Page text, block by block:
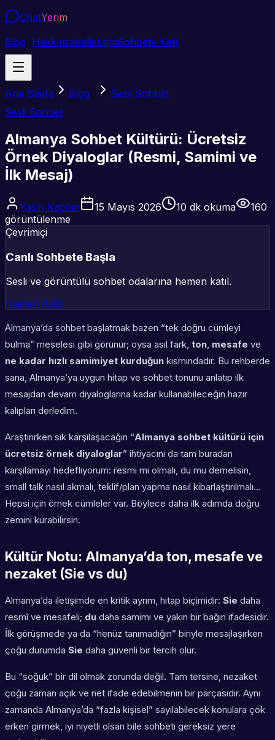
ChatYerim
Blog HakkımızdaİletişimSohbete Katıl
Ana Sayfa Blog
Sesli Sohbet
Sesli Sohbet
Almanya Sohbet Kültürü: Ücretsiz
Örnek Diyaloglar (Resmi, Samimi ve
İlk Mesaj)
Yasin Kaplan 15 Mayıs 2026 10 dk okuma
160
görüntülenme
Çevrimiçi
Canlı Sohbete Başla
Sesli ve görüntülü sohbet odalarına hemen katıl.
Hemen Katıl
Almanya’da sohbet başlatmak bazen “tek doğru cümleyi
bulma” meselesi gibi görünür; oysa asıl fark, ton, mesafe ve
ne kadar hızlı samimiyet kurduğun kısmındadır. Bu rehberde
sana, Almanya’ya uygun hitap ve sohbet tonunu anlatıp ilk
mesajdan devam diyaloglarına kadar kullanabileceğin hazır
kalıpları derledim.
Araştırırken sık karşılaşacağın “Almanya sohbet kültürü için
ücretsiz örnek diyaloglar” ihtiyacını da tam buradan
karşılamayı hedefliyorum: resmi mi olmalı, du mu demelisin,
small talk nasıl akmalı, teklif/plan yapma nasıl kibarlaştırılmalı…
Hepsi için örnek cümleler var. Böylece daha ilk adımda doğru
zemini kurabilirsin.
Kültür Notu: Almanya’da ton, mesafe ve
nezaket (Sie vs du)
Almanya’da iletişimde en kritik ayrım, hitap biçimidir: Sie daha
resmî ve mesafeli; du daha samimi ve yakın bir bağın ifadesidir.
İlk görüşmede ya da “henüz tanımadığın” biriyle mesajlaşırken
çoğu durumda Sie daha güvenli bir tercih olur.
Bu “soğuk” bir dil olmak zorunda değil. Tam tersine, nezaket
çoğu zaman açık ve net ifade edebilmenin bir parçasıdır. Aynı
zamanda Almanya’da “fazla kişisel” sayılabilecek konulara çok
erken girmek, iyi niyetli olsan bile sohbeti gereksiz yere